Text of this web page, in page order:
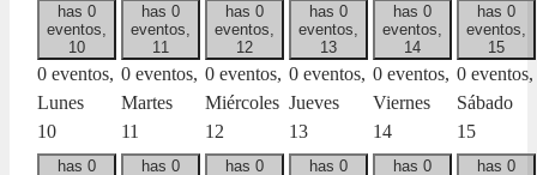
has 0
eventos,
10
0 eventos,
Lunes
10
has 0
eventos,
11
0 eventos,
Martes
11
has 0
eventos,
12
0 eventos,
Miércoles
12
has 0
eventos,
13
0 eventos,
Jueves
13
has 0
eventos,
14
0 eventos,
Viernes
14
has 0
eventos,
15
0 eventos,
Sábado
15
has 0
has 0
has 0
has 0
has 0
has 0